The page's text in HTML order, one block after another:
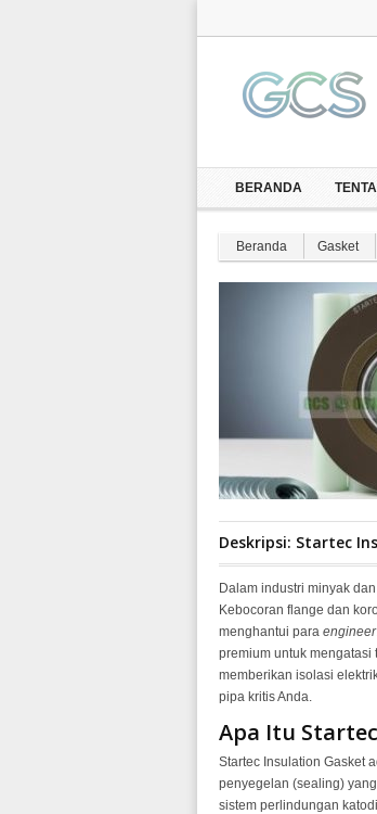
BERANDA
Beranda Gasket
Deskripsi: Startec
Dalam industri minyak
Kebocoran flange dan
menghantui para engineer
premium untuk mengatasi
memberikan isolasi
pipa kritis Anda.
Apa Itu
Startec Insulation Gasket
penyegelan (sealing)
sistem perlindungan